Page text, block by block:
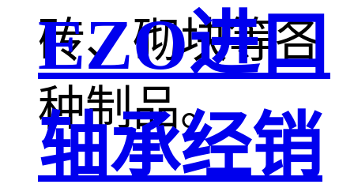
砖、砌块等各
种制品。
EZO进口
轴承经销